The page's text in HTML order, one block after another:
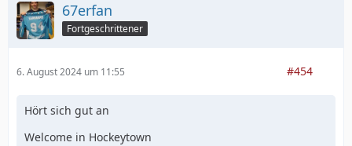
67erfan
Fortgeschrittener
6. August 2024 um 11:55 #454
Hört sich gut an
Welcome in Hockeytown